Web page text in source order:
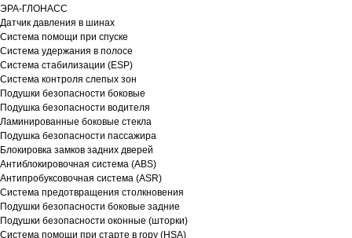
ЭРА-ГЛОНАСС
Датчик давления в шинах
Система помощи при спуске
Система удержания в полосе
Система стабилизации (ESP)
Система контроля слепых зон
Подушки безопасности боковые
Подушка безопасности водителя
Ламинированные боковые стекла
Подушка безопасности пассажира
Блокировка замков задних дверей
Антиблокировочная система (ABS)
Антипробуксовочная система (ASR)
Система предотвращения столкновения
Подушки безопасности боковые задние
Подушки безопасности оконные (шторки)
Система помощи при старте в гору (HSA)